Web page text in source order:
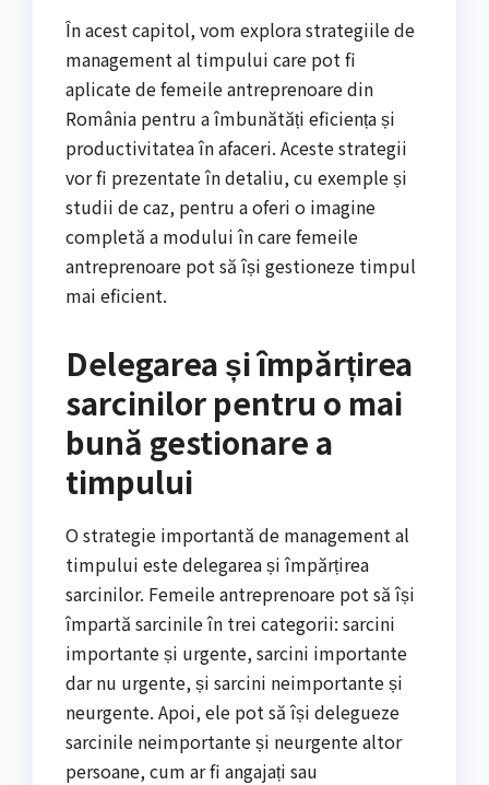
În acest capitol, vom explora strategiile de
management al timpului care pot fi
aplicate de femeile antreprenoare din
România pentru a îmbunătăți eficiența și
productivitatea în afaceri. Aceste strategii
vor fi prezentate în detaliu, cu exemple și
studii de caz, pentru a oferi o imagine
completă a modului în care femeile
antreprenoare pot să își gestioneze timpul
mai eficient.
Delegarea și împărțirea
sarcinilor pentru o mai
bună gestionare a
timpului
O strategie importantă de management al
timpului este delegarea și împărțirea
sarcinilor. Femeile antreprenoare pot să își
împartă sarcinile în trei categorii: sarcini
importante și urgente, sarcini importante
dar nu urgente, și sarcini neimportante și
neurgente. Apoi, ele pot să își delegueze
sarcinile neimportante și neurgente altor
persoane, cum ar fi angajați sau